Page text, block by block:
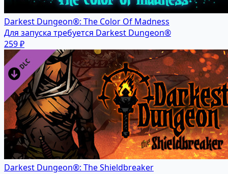
Darkest Dungeon®: The Color Of Madness
Для запуска требуется Darkest Dungeon®
259 ₽
Darkest Dungeon®: The Shieldbreaker